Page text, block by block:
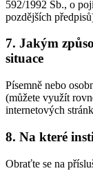
592/1992 Sb., o
pozdějších
7. Jakým
situace
Písemně nebo
(můžete využít
internetových
8. Na které
Obraťte se na